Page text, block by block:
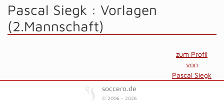
Pascal Siegk : Vorlagen
(2.Mannschaft)
zum Profil
von
Pascal Siegk
soccero.de
© 2006 - 2026